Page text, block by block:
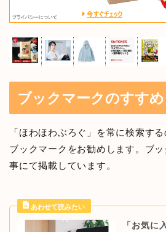
ブックマークのすすめ
「ほわほわぶろぐ」を常に検索す
ブックマークをお勧めします。ブ
事にて掲載しています。
「お気に